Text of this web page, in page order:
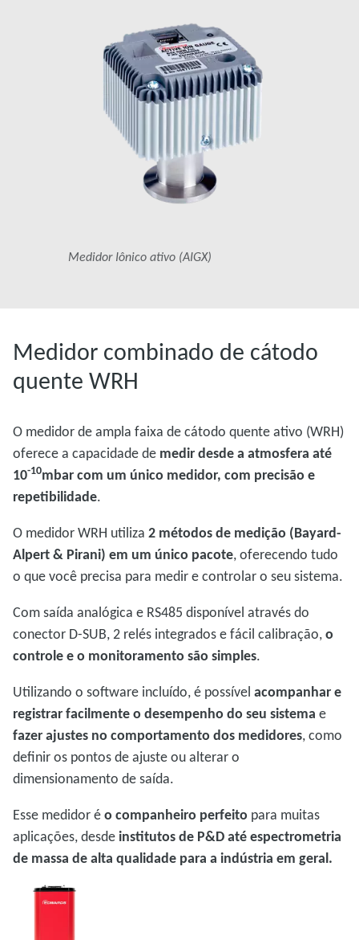
Medidor Iônico ativo (AIGX)
Medidor combinado de cátodo
quente WRH
O medidor de ampla faixa de cátodo quente ativo (WRH)
oferece a capacidade de medir desde a atmosfera até
10-10mbar com um único medidor, com precisão e
repetibilidade.
O medidor WRH utiliza 2 métodos de medição (Bayard-
Alpert & Pirani) em um único pacote, oferecendo tudo
o que você precisa para medir e controlar o seu sistema.
Com saída analógica e RS485 disponível através do
conector D-SUB, 2 relés integrados e fácil calibração,o
controle e o monitoramento são simples.
Utilizando o software incluído, é possível acompanhar e
registrar facilmente o desempenho do seu sistema e
fazer ajustes no comportamento dos medidores, como
definir os pontos de ajuste ou alterar o
dimensionamento de saída.
Esse medidor éo companheiro perfeito para muitas
aplicações, desdeinstitutos de P&D até espectrometria
de massa de alta qualidade para a indústria em geral.